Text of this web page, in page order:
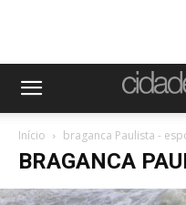
Início braganca Paulista -
BRAGANCA